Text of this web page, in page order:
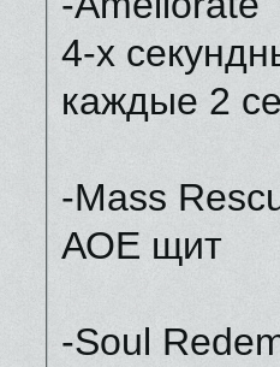
4-х
каждые 2
-Mass
АОЕ щит
-Soul